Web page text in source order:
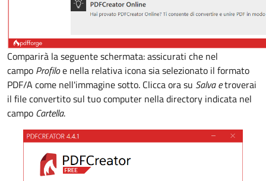
Comparirà la seguente schermata: assicurati che nel
campo Profiloe nella relativa icona sia selezionato il formato
PDF/A come nell'immagine sotto. Clicca ora su Salva etroverai
il file convertito sul tuo computer nella directory indicata nel
campo Cartella.